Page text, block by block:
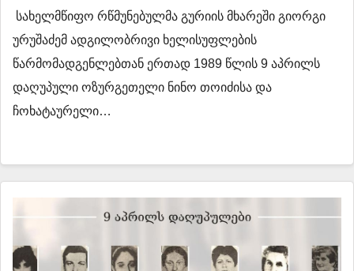
სახელმწიფო რწმუნებულმა გურიის მხარეში გიორგი
ურუშაძემ ადგილობრივი ხელისუფლების
წარმომადგენლებთან ერთად 1989 წლის 9 აპრილს
დაღუპული ოზურგეთელი ნინო თოიძისა და
ჩოხატაურელი…